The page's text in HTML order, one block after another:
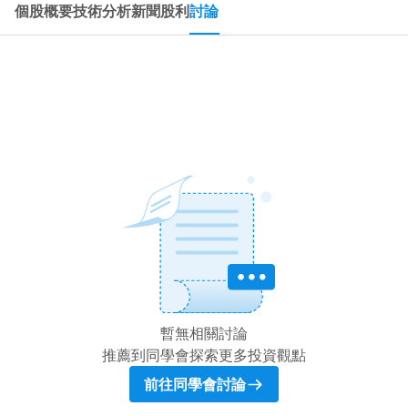
個股概要技術分析新聞股利討論
暫無相關討論
推薦到同學會探索更多投資觀點
前往同學會討論